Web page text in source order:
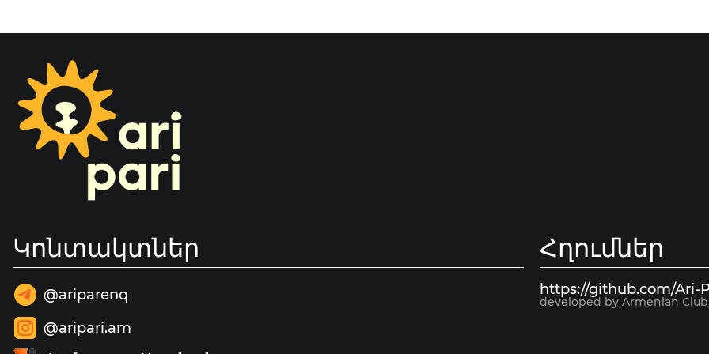
Կոնտակտներ
@ariparenq
@aripari.am
Հղումներ
https://github.com/Ari-
developed by Armenian Club